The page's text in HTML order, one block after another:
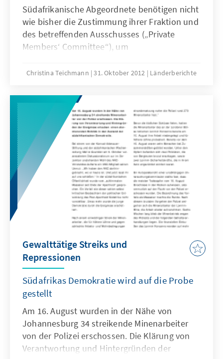
Südafrikanische Abgeordnete benötigen nicht
wie bisher die Zustimmung ihrer Fraktion und
des betreffenden Ausschusses („Private
Members‘ Committee“), um
lautet das am 9. Oktober 2012 gefällte Urteil
unter Vorsitz des Obersten
Verfassungsrichters Mogoeng Mogoeng.
Christina Teichmann 31. Oktober 2012 Länderberichte
Gewalttätige Streiks und
Repressionen
Südafrikas Demokratie wird auf die Probe
gestellt
Am 16. August wurden in der Nähe von
Johannesburg 34 streikende Minenarbeiter
von der Polizei erschossen. Die Klärung von
Verantwortung und Hintergründen der